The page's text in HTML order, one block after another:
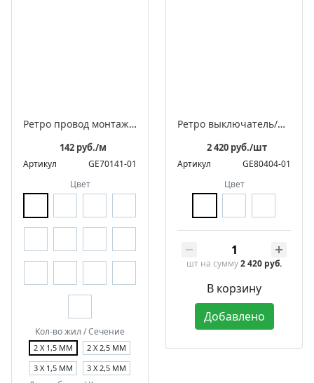
Ретро провод монтажный витой в оплетке из полиэфирной нити, серия "МезонинЪ"
142 руб./м
Артикул
GE70141-01
Цвет
Кол-во жил / Сечение
2 Х 1,5 ММ
2 Х 2,5 ММ
3 Х 1,5 ММ
3 Х 2,5 ММ
Ретро выключатель/переключатель фарфоровый поворотный проходной одноклавишный, квадратный, коллекция «Квадра»
2 420 руб./шт
Артикул
GE80404-01
Цвет
шт на сумму2 420 руб.
В корзину
Добавлено